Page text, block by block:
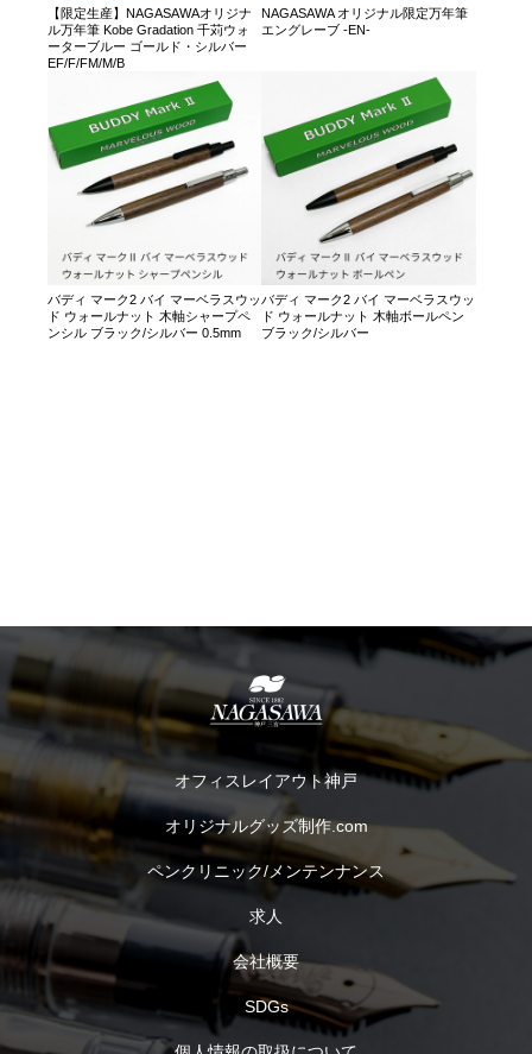
【限定生産】NAGASAWAオリジナ
ル万年筆 Kobe Gradation 千苅ウォ
ーターブルー ゴールド・シルバー
EF/F/FM/M/B
NAGASAWA オリジナル限定万年筆
エングレーブ -EN-
バディ マーク2 バイ マーベラスウッ
ド ウォールナット 木軸シャープペ
ンシル ブラック/シルバー 0.5mm
バディ マーク2 バイ マーベラスウッ
ド ウォールナット 木軸ボールペン
ブラック/シルバー
オフィスレイアウト神戸
オリジナルグッズ制作.com
ペンクリニック/メンテンナンス
求人
会社概要
SDGs